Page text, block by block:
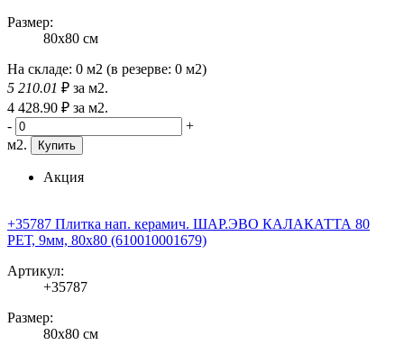
Размер:
80x80 см
На складе: 0 м2 (в резерве: 0 м2)
5 210.01 ₽ за м2.
4 428.90 ₽ за м2.
-
+
м2.
Купить
Акция
+35787 Плитка нап. керамич. ШАР.ЭВО КАЛАКАТТА 80
РЕТ, 9мм, 80x80 (610010001679)
Артикул:
+35787
Размер:
80x80 см